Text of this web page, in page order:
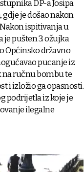
DP-a Josipa
je došao nakon
ispitivanja u
pušten 3. ožujka
Općinsko državno
pucanje iz
na ručnu bombu te
i izložio ga opasnosti.
podrijetla iz koje je
ilegalne